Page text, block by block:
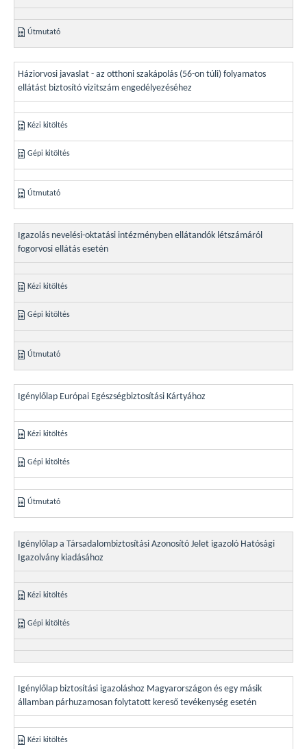
Útmutató
Háziorvosi javaslat - az otthoni szakápolás (56-on túli) folyamatos
ellátást biztosító vizitszám engedélyezéséhez
Kézi kitöltés
Gépi kitöltés
Útmutató
Igazolás nevelési-oktatási intézményben ellátandók létszámáról
fogorvosi ellátás esetén
Kézi kitöltés
Gépi kitöltés
Útmutató
Igénylőlap Európai Egészségbiztosítási Kártyához
Kézi kitöltés
Gépi kitöltés
Útmutató
Igénylőlap a Társadalombiztosítási Azonosító Jelet igazoló Hatósági
Igazolvány kiadásához
Kézi kitöltés
Gépi kitöltés
Igénylőlap biztosítási igazoláshoz Magyarországon és egy másik
államban párhuzamosan folytatott kereső tevékenység esetén
Kézi kitöltés